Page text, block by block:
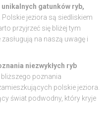
gatunków ryb,
Polskie jeziora są siedliskiem
przyjrzeć się bliżej tym
na naszą uwagę i
niezwykłych ryb
poznania
polskie jeziora.
świat podwodny, który kryje